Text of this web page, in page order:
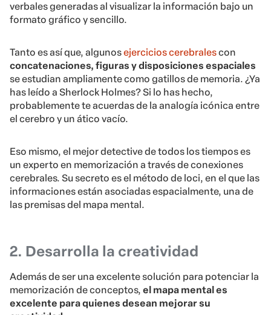
verbales generadas al visualizar la información bajo un
formato gráfico y sencillo.
Tanto es así que, algunosejercicios cerebralescon
concatenaciones, figuras y disposiciones espaciales
se estudian ampliamente como gatillos de memoria. ¿Ya
has leído a Sherlock Holmes? Si lo has hecho,
probablemente te acuerdas de la analogía icónica entre
el cerebro y un ático vacío.
Eso mismo, el mejor detective de todos los tiempos es
un experto en memorización a través de conexiones
cerebrales. Su secreto es el método de loci, en el que las
informaciones están asociadas espacialmente, una de
las premisas del mapa mental.
2. Desarrolla la creatividad
Además de ser una excelente solución para potenciar la
memorización de conceptos, el mapa mental es
excelente para quienes desean mejorar su